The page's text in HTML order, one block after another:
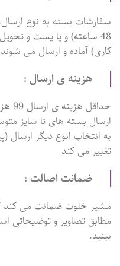
سفارشات بسته به نوع
کاری) آماده و ارسال می
هزینه ی ارسال :
ارسال بسته های تا سایز
به انتخاب انوع دیگر ارسال
تغییر می کند
ضمانت اصالت :
مشیر خلوت ضمانت می کند
مطابق تصاویر و
بینید.